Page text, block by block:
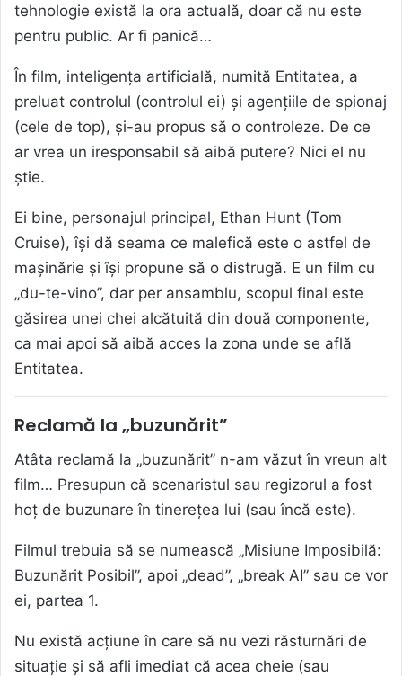
tehnologie există la ora actuală, doar că nu este
pentru public. Ar fi panică…
În film, inteligența artificială, numită Entitatea, a
preluat controlul (controlul ei) și agențiile de spionaj
(cele de top), și-au propus să o controleze. De ce
ar vrea un iresponsabil să aibă putere? Nici el nu
știe.
Ei bine, personajul principal, Ethan Hunt (Tom
Cruise), își dă seama ce malefică este o astfel de
mașinărie și își propune să o distrugă. E un film cu
„du-te-vino”, dar per ansamblu, scopul final este
găsirea unei chei alcătuită din două componente,
ca mai apoi să aibă acces la zona unde se află
Entitatea.
Reclamă la „buzunărit”
Atâta reclamă la „buzunărit” n-am văzut în vreun alt
film… Presupun că scenaristul sau regizorul a fost
hoț de buzunare în tinerețea lui (sau încă este).
Filmul trebuia să se numească „Misiune Imposibilă:
Buzunărit Posibil”, apoi „dead”, „break AI” sau ce vor
ei, partea 1.
Nu există acțiune în care să nu vezi răsturnări de
situație și să afli imediat că acea cheie (sau